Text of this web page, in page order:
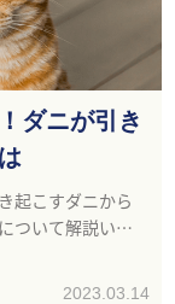
ダニが引き
起こすダニから
ついて解説いた
2023.03.14